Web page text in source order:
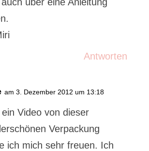
Antworten
am 3. Dezember 2012 um 13:18
Video von dieser
Verpackung
ich mich sehr freuen. Ich